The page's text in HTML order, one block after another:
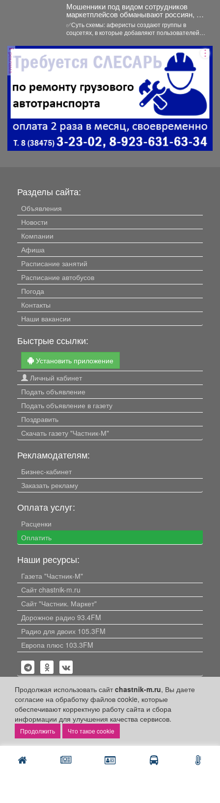
Мошенники под видом сотрудников
маркетплейсов обманывают россиян, у
которых скоро день рождения.
✅Суть схемы: аферисты создают группы в
соцсетях, в которые добавляют пользователей в
реклама
Продолжая использовать сайтchastnik-m.ru, Вы даете
согласие на обработку файлов cookie, которые
обеспечивают корректную работу сайта и сбора
информации для улучшения качества сервисов.
Что такое cookie
Разделы сайта:
Объявления
Новости
Компании
Афиша
Расписание занятий
Расписание автобусов
Погода
Контакты
Наши вакансии
Быстрые ссылки:
Установить приложение
Личный кабинет
Подать объявление
Подать объявление в газету
Поздравить
Скачать газету "Частник-М"
Рекламодателям:
Бизнес-кабинет
Заказать рекламу
Оплата услуг:
Расценки
Оплатить
Наши ресурсы:
Газета "Частник-М"
Сайт chastnik-m.ru
Сайт "Частник. Маркет"
Дорожное радио 93.4FM
Радио для двоих 105.3FM
Европа плюс 103.3FM
Политика конфиденциальности
Публикации с пометкой «Реклама», «На правах рекламы»,
«Партнёрский проект» оплачены рекламодателем.
объявлениях.